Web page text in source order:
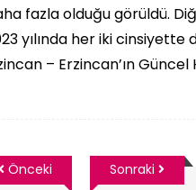
fazla olduğu görüldü.
yılında her iki
– Erzincan’ın
Önceki Sonraki